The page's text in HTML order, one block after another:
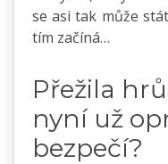
se asi tak může
tím začíná…
Přežila
nyní už
bezpečí?